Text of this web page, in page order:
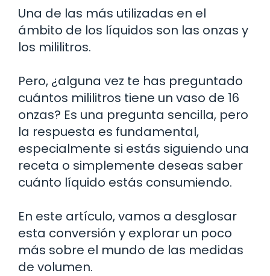
Una de las más utilizadas en el
ámbito de los líquidos son las onzas y
los mililitros.
Pero, ¿alguna vez te has preguntado
cuántos mililitros tiene un vaso de 16
onzas? Es una pregunta sencilla, pero
la respuesta es fundamental,
especialmente si estás siguiendo una
receta o simplemente deseas saber
cuánto líquido estás consumiendo.
En este artículo, vamos a desglosar
esta conversión y explorar un poco
más sobre el mundo de las medidas
de volumen.